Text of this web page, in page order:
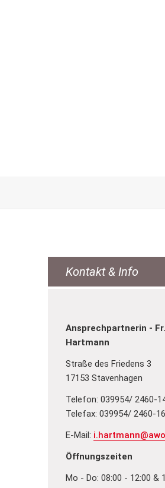
Kontakt & Info
Ansprechpartnerin -
Hartmann
Straße des Friedens 3
17153 Stavenhagen
Telefon: 039954/ 2460-
Telefax: 039954/ 2460-16
E-Mail:
Öffnungszeiten
Mo - Do: 08:00 - 12:00 &